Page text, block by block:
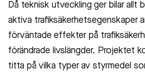
Då teknisk utveckling ger bilar allt
aktiva trafiksäkerhetsegenskaper
förväntade effekter på
förändrade livslängder. Projektet
titta på vilka typer av styrmedel